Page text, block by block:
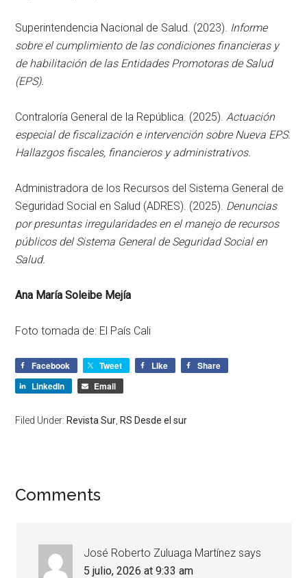
Superintendencia Nacional de Salud. (2023). Informe
sobre el cumplimiento de las condiciones financieras y
de habilitación de las Entidades Promotoras de Salud
(EPS).
Contraloría General de la República. (2025).Actuación
especial de fiscalización e intervención sobre Nueva EPS.
Hallazgos fiscales, financieros y administrativos.
Administradora de los Recursos del Sistema General de
Seguridad Social en Salud (ADRES). (2025). Denuncias
por presuntas irregularidades en el manejo de recursos
públicos del Sistema General de Seguridad Social en
Salud.
Ana María Soleibe Mejía
Foto tomada de: El País Cali
Facebook Tweet Like
Share
LinkedIn
Email
Filed Under: Revista Sur RS Desde el sur
Comments
José Roberto Zuluaga Martínez says
5 julio, 2026 at 9:33 am